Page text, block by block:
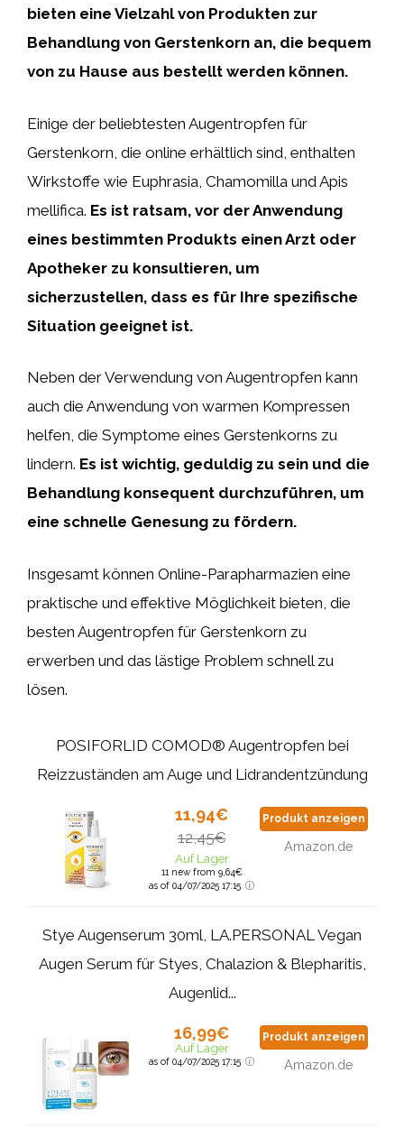
bieten eine Vielzahl von Produkten zur
Behandlung von Gerstenkorn an, die bequem
von zu Hause aus bestellt werden können.
Einige der beliebtesten Augentropfen für
Gerstenkorn, die online erhältlich sind, enthalten
Wirkstoffe wie Euphrasia, Chamomilla und Apis
mellifica. Es ist ratsam, vor der Anwendung
eines bestimmten Produkts einen Arzt oder
Apotheker zu konsultieren, um
sicherzustellen, dass es für Ihre spezifische
Situation geeignet ist.
Neben der Verwendung von Augentropfen kann
auch die Anwendung von warmen Kompressen
helfen, die Symptome eines Gerstenkorns zu
lindern. Es ist wichtig, geduldig zu sein und die
Behandlung konsequent durchzuführen, um
eine schnelle Genesung zu fördern.
Insgesamt können Online-Parapharmazien eine
praktische und effektive Möglichkeit bieten, die
besten Augentropfen für Gerstenkorn zu
erwerben und das lästige Problem schnell zu
lösen.
POSIFORLID COMOD® Augentropfen bei
Reizzuständen am Auge und Lidrandentzündung
11,94€
12,45€
Auf Lager
11 new from 9,64€
as of 04/07/2025 17:15
Produkt anzeigen
Amazon.de
Stye Augenserum 30ml, LA.PERSONAL Vegan
Augen Serum für Styes, Chalazion & Blepharitis,
Augenlid...
16,99€
Auf Lager
as of 04/07/2025 17:15
Produkt anzeigen
Amazon.de